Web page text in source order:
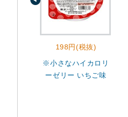
198円(税抜)
※小さなハイカロリ
ーゼリー いちご味